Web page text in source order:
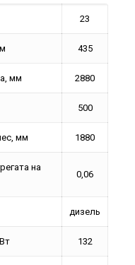
23
435
мм 2880
500
мм 1880
на
0,06
дизель
132